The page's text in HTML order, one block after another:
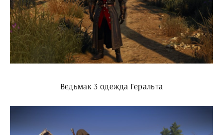
Ведьмак 3 одежда Геральта